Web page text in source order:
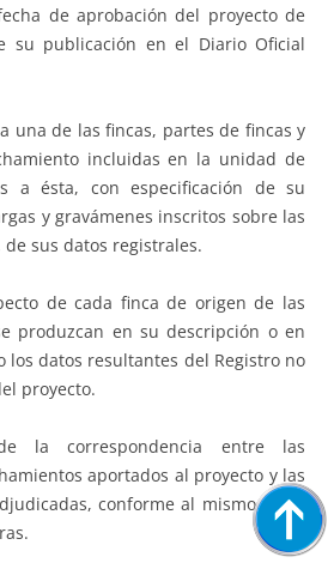
de aprobación del proyecto de
su publicación en el Diario Oficial
una de las fincas, partes de fincas y
incluidas en la unidad de
a ésta, con especificación de su
y gravámenes inscritos sobre las
de sus datos registrales.
de cada finca de origen de las
produzcan en su descripción o en
datos resultantes del Registro no
proyecto.
la correspondencia entre las
aportados al proyecto y las
conforme al mismo, a los